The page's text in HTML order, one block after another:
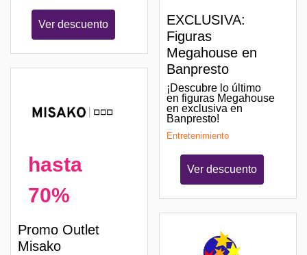
Ver descuento
hasta
70%
Promo Outlet
Misako
EXCLUSIVA:
Figuras
Megahouse en
Banpresto
¡Descubre lo último
en figuras Megahouse
en exclusiva en
Banpresto!
Entretenimiento
Ver descuento